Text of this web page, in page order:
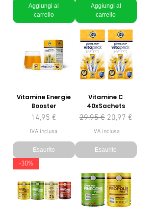
Aggiungi al
carrello
Aggiungi al
carrello
Vitamine Energie
Booster
Prezzo
14,95 €
IVA inclusa
Esaurito
Vitamine C
40xSachets
Prezzo regolare
29,95 € Prezzo scontato
20,97 €
IVA inclusa
Esaurito
-30%